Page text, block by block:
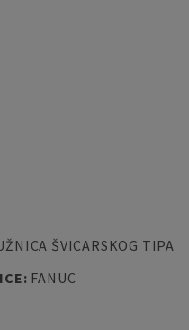
ŠVICARSKOG TIPA
: FANUC